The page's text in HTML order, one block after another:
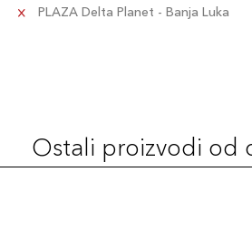
PLAZA Delta Planet - Banja Luka
Ostali proizvodi od